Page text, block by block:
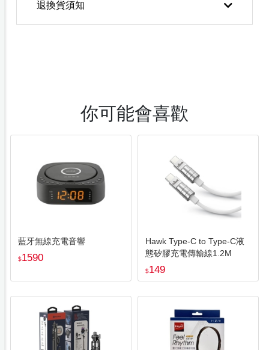
退換貨須知
你可能會喜歡
藍牙無線充電音響
$1590
Hawk Type-C to Type-C液
態矽膠充電傳輸線1.2M
$149